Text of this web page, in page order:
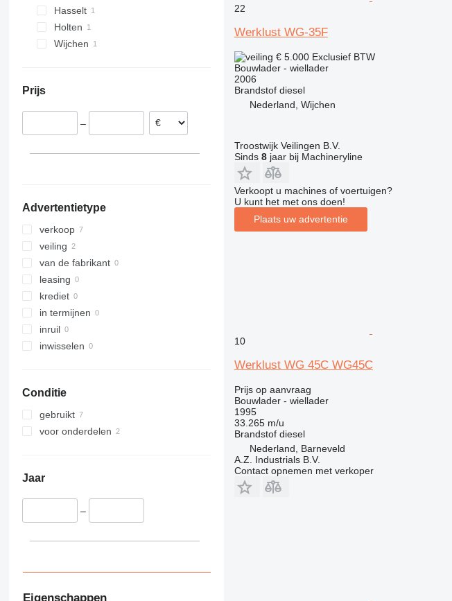
908
910
914
926
941
943
950
953
955
956
962
963
966
980
982
986
F-series
GC
S-Series
TM
T-series
Hasselt
Holten
Wijchen
Prijs
–
Advertentietype
verkoop
veiling
van de fabrikant
leasing
krediet
in termijnen
inruil
inwisselen
Conditie
gebruikt
voor onderdelen
Jaar
–
Eigenschappen
22
Werklust WG-35F
€ 5.000 Exclusief BTW
Bouwlader - wiellader
2006
Brandstof diesel
Nederland, Wijchen
Troostwijk Veilingen B.V.
Sinds 8jaar bij Machineryline
Verkoopt u machines of voertuigen?
U kunt het met ons doen!
Plaats uw advertentie
10
Werklust WG 45C WG45C
Prijs op aanvraag
Bouwlader - wiellader
1995
33.265 m/u
Brandstof diesel
Nederland, Barneveld
A.Z. Industrials B.V.
Contact opnemen met verkoper